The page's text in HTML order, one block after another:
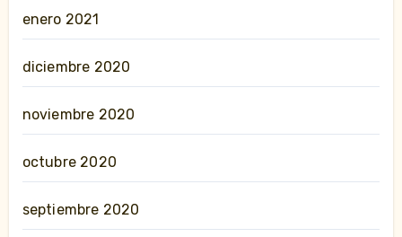
enero 2021
diciembre 2020
noviembre 2020
octubre 2020
septiembre 2020